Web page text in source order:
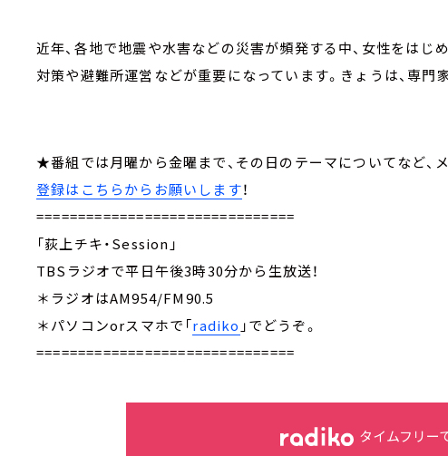
近年、各地で地震や水害などの災害が頻発する中、女性をはじ
対策や避難所運営などが重要になっています。きょうは、専門
★番組では月曜から金曜まで、その日のテーマについて
登録はこちらからお願いします！
===============================
「荻上チキ・Session」
TBSラジオで平日午後3時30分から生放送！
＊ラジオはAM954/FM90.5
＊パソコンorスマホで「radiko 」でどうぞ。
===============================
タイムフリー